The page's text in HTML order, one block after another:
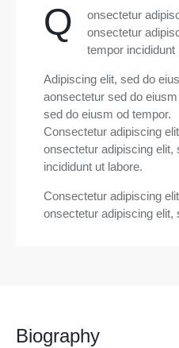
Q
onsectetur
onsectetur
tempor incididunt
Adipiscing elit, sed do
aonsectetur sed do
sed do eiusm od tempor.
Consectetur adipiscing
onsectetur adipiscing
incididunt ut labore.
Consectetur adipiscing
onsectetur adipiscing elit,
Biography